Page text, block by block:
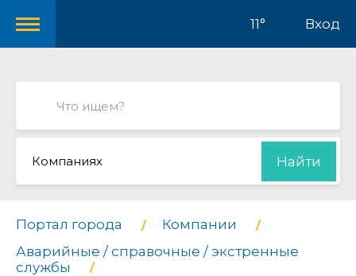
11° Вход
Компаниях Найти
Портал города
Компании
Аварийные / справочные / экстренные
службы